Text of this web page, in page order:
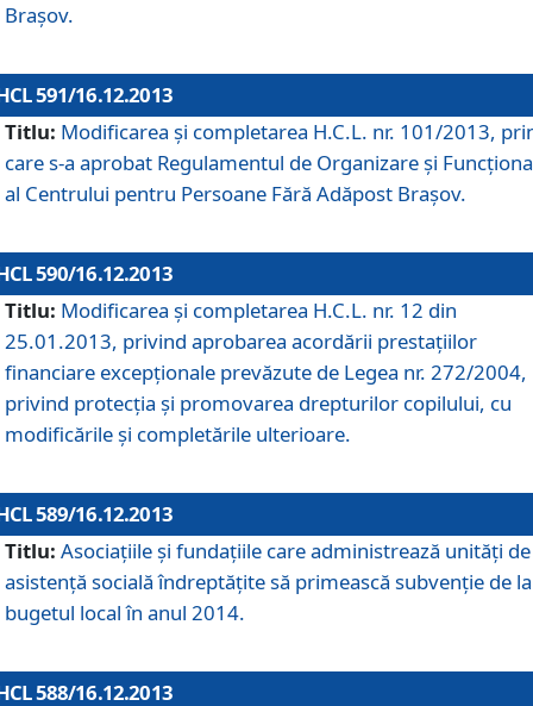
Braşov.
591/16.12.2013
Titlu: Modificarea şi completarea H.C.L. nr. 101/2013,
care s-a aprobat Regulamentul de Organizare şi
al Centrului pentru Persoane Fără Adăpost Braşov.
590/16.12.2013
Titlu: Modificarea şi completarea H.C.L. nr. 12 din
25.01.2013, privind aprobarea acordării prestaţiilor
financiare excepţionale prevăzute de Legea nr. 272/2004,
privind protecţia şi promovarea drepturilor copilului, cu
modificările şi completările ulterioare.
589/16.12.2013
Titlu: Asociaţiile şi fundaţiile care administrează unităţi de
asistenţă socială îndreptăţite să primească subvenţie de la
bugetul local în anul 2014.
588/16.12.2013